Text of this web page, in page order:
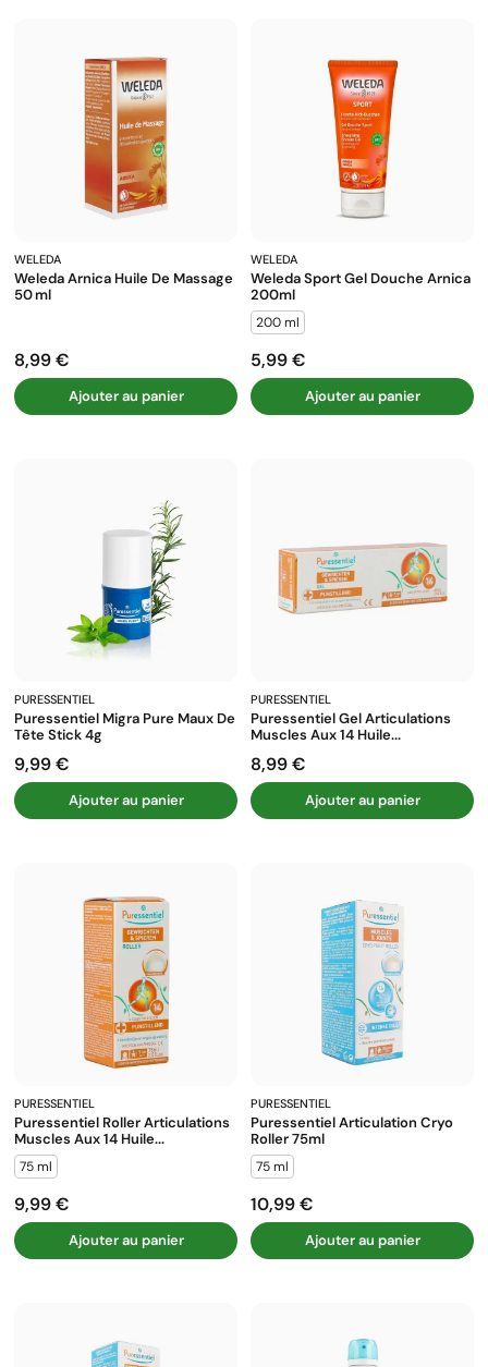
WELEDA
Weleda Arnica Huile De Massage
50 Ml
Prix
8,99 €
Ajouter au panier
WELEDA
Weleda Sport Gel Douche Arnica
200ml
200 ml
Prix
5,99 €
Ajouter au panier
PURESSENTIEL
Puressentiel Migra Pure Maux De
Tête Stick 4g
Prix
9,99 €
Ajouter au panier
PURESSENTIEL
Puressentiel Gel Articulations
Muscles Aux 14 Huile...
Prix
8,99 €
Ajouter au panier
PURESSENTIEL
Puressentiel Roller Articulations
Muscles Aux 14 Huile...
75 ml
Prix
9,99 €
Ajouter au panier
PURESSENTIEL
Puressentiel Articulation Cryo
Roller 75ml
75 ml
Prix
10,99 €
Ajouter au panier